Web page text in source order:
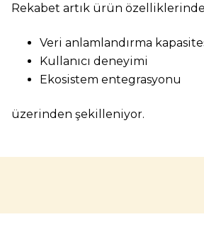
Rekabet artık ürün
Veri anlamlandırma
Kullanıcı deneyimi
Ekosistem entegrasyonu
üzerinden şekilleniyor.